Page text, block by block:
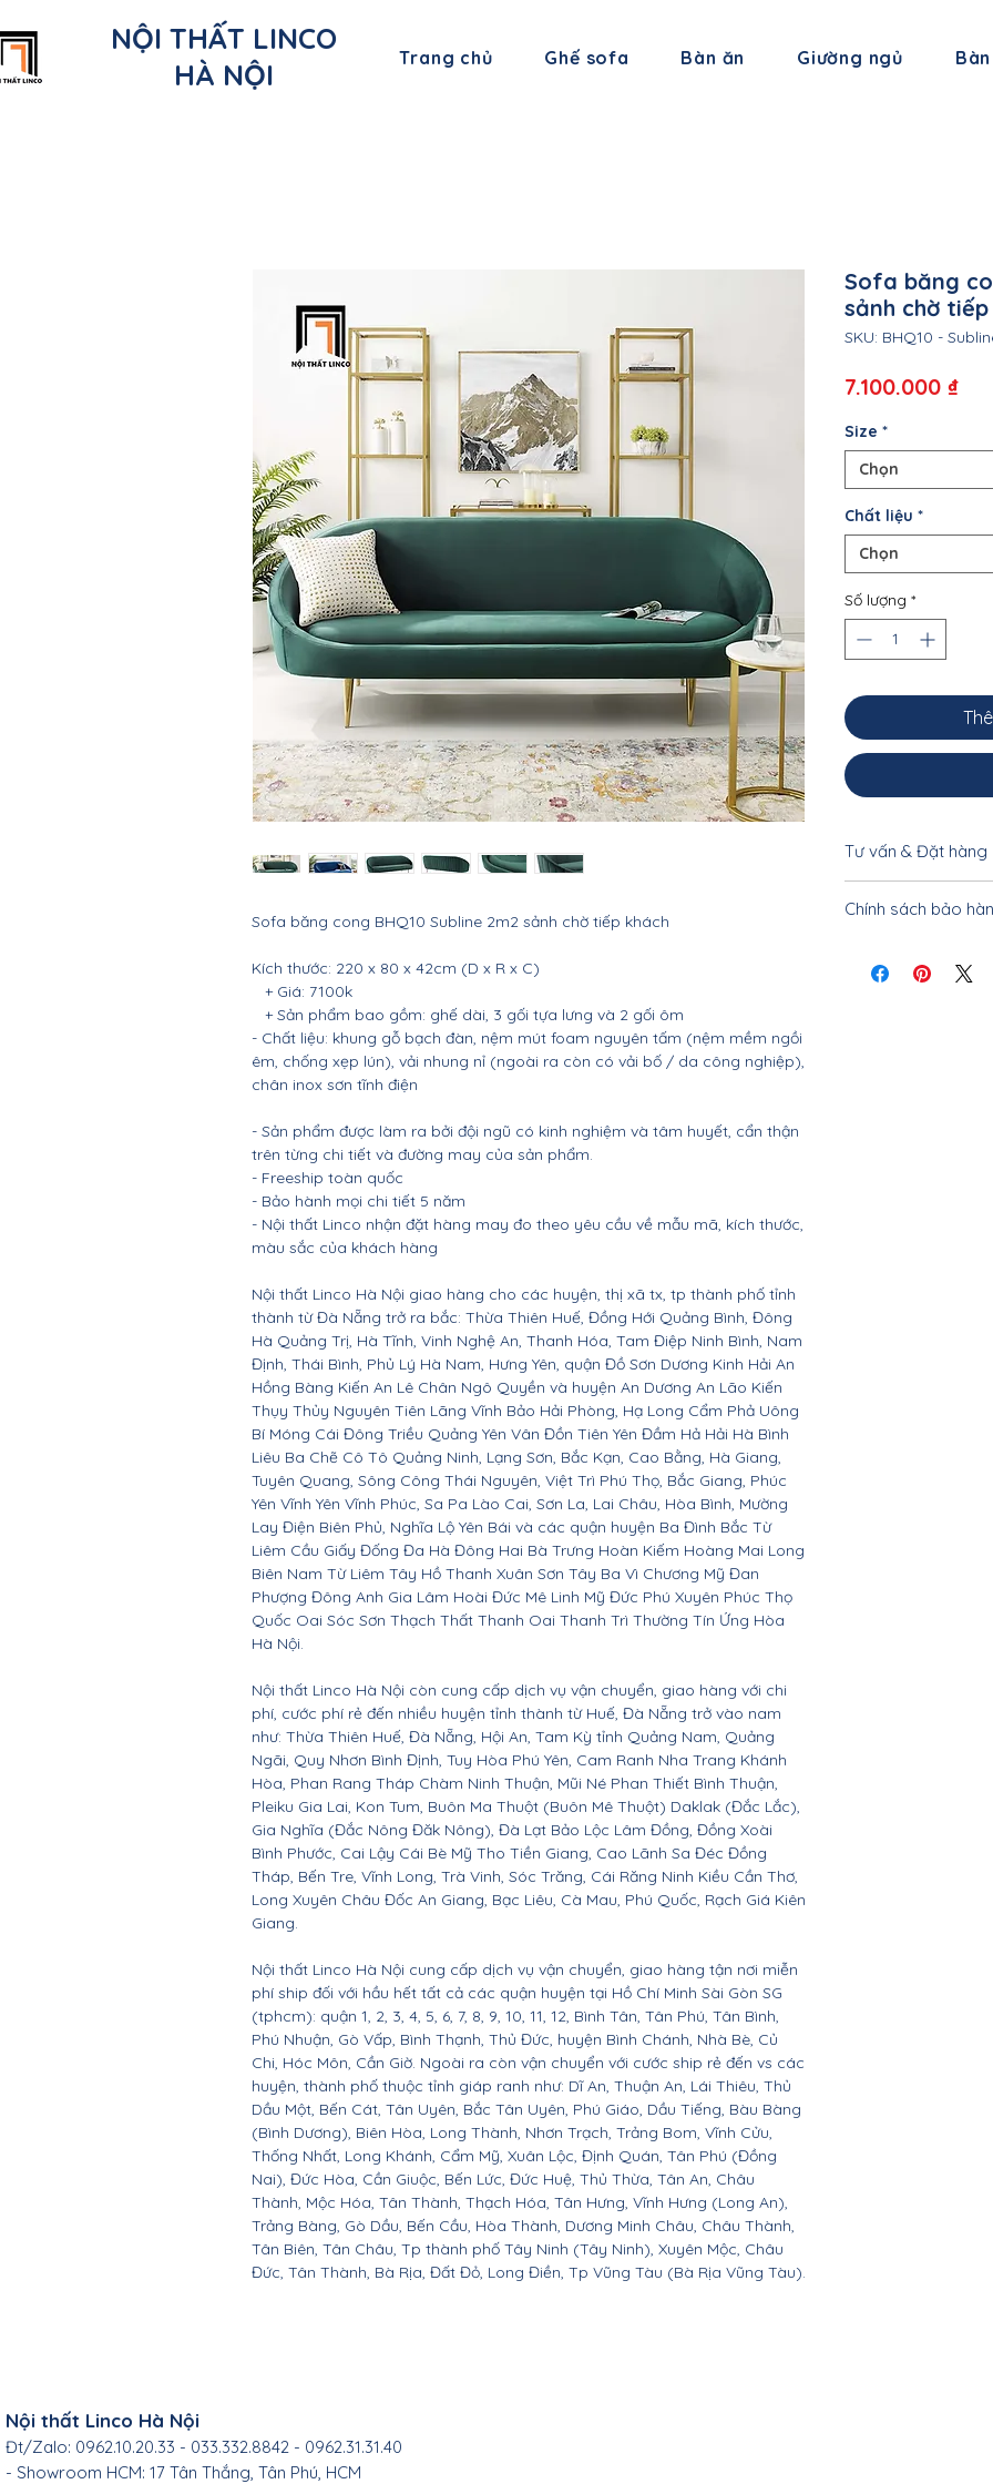
NỘI THẤT LINCO
HÀ NỘI
Trang chủ Ghế sofa Bàn ăn Giường ngủ
Sofa băng cong BHQ10 Subline 2m2 sảnh chờ tiếp khách
Kích thước: 220 x 80 x 42cm (D x R x C)
+ Giá: 7100k
+ Sản phẩm bao gồm: ghế dài, 3 gối tựa lưng và 2 gối ôm
- Chất liệu: khung gỗ bạch đàn, nệm mút foam nguyên tấm (nệm mềm ngồi
êm, chống xẹp lún), vải nhung nỉ (ngoài ra còn có vải bố / da công nghiệp),
chân inox sơn tĩnh điện
- Sản phẩm được làm ra bởi đội ngũ có kinh nghiệm và tâm huyết, cẩn thận
trên từng chi tiết và đường may của sản phẩm.
- Freeship toàn quốc
- Bảo hành mọi chi tiết 5 năm
- Nội thất Linco nhận đặt hàng may đo theo yêu cầu về mẫu mã, kích thước,
màu sắc của khách hàng
Nội thất Linco Hà Nội giao hàng cho các huyện, thị xã tx, tp thành phố tỉnh
thành từ Đà Nẵng trở ra bắc: Thừa Thiên Huế, Đồng Hới Quảng Bình, Đông
Hà Quảng Trị, Hà Tĩnh, Vinh Nghệ An, Thanh Hóa, Tam Điệp Ninh Bình, Nam
Định, Thái Bình, Phủ Lý Hà Nam, Hưng Yên, quận Đồ Sơn Dương Kinh Hải An
Hồng Bàng Kiến An Lê Chân Ngô Quyền và huyện An Dương An Lão Kiến
Thụy Thủy Nguyên Tiên Lãng Vĩnh Bảo Hải Phòng, Hạ Long Cẩm Phả Uông
Bí Móng Cái Đông Triều Quảng Yên Vân Đồn Tiên Yên Đầm Hả Hải Hà Bình
Liêu Ba Chẽ Cô Tô Quảng Ninh, Lạng Sơn, Bắc Kạn, Cao Bằng, Hà Giang,
Tuyên Quang, Sông Công Thái Nguyên, Việt Trì Phú Thọ, Bắc Giang, Phúc
Yên Vĩnh Yên Vĩnh Phúc, Sa Pa Lào Cai, Sơn La, Lai Châu, Hòa Bình, Mường
Lay Điện Biên Phủ, Nghĩa Lộ Yên Bái và các quận huyện Ba Đình Bắc Từ
Liêm Cầu Giấy Đống Đa Hà Đông Hai Bà Trưng Hoàn Kiếm Hoàng Mai Long
Biên Nam Từ Liêm Tây Hồ Thanh Xuân Sơn Tây Ba Vì Chương Mỹ Đan
Phượng Đông Anh Gia Lâm Hoài Đức Mê Linh Mỹ Đức Phú Xuyên Phúc Thọ
Quốc Oai Sóc Sơn Thạch Thất Thanh Oai Thanh Trì Thường Tín Ứng Hòa
Hà Nội.
Nội thất Linco Hà Nội còn cung cấp dịch vụ vận chuyển, giao hàng với chi
phí, cước phí rẻ đến nhiều huyện tỉnh thành từ Huế, Đà Nẵng trở vào nam
như: Thừa Thiên Huế, Đà Nẵng, Hội An, Tam Kỳ tỉnh Quảng Nam, Quảng
Ngãi, Quy Nhơn Bình Định, Tuy Hòa Phú Yên, Cam Ranh Nha Trang Khánh
Hòa, Phan Rang Tháp Chàm Ninh Thuận, Mũi Né Phan Thiết Bình Thuận,
Pleiku Gia Lai, Kon Tum, Buôn Ma Thuột (Buôn Mê Thuột) Daklak (Đắc Lắc),
Gia Nghĩa (Đắc Nông Đăk Nông), Đà Lạt Bảo Lộc Lâm Đồng, Đồng Xoài
Bình Phước, Cai Lậy Cái Bè Mỹ Tho Tiền Giang, Cao Lãnh Sa Đéc Đồng
Tháp, Bến Tre, Vĩnh Long, Trà Vinh, Sóc Trăng, Cái Răng Ninh Kiều Cần Thơ,
Long Xuyên Châu Đốc An Giang, Bạc Liêu, Cà Mau, Phú Quốc, Rạch Giá Kiên
Giang.
Nội thất Linco Hà Nội cung cấp dịch vụ vận chuyển, giao hàng tận nơi miễn
phí ship đối với hầu hết tất cả các quận huyện tại Hồ Chí Minh Sài Gòn SG
(tphcm): quận 1, 2, 3, 4, 5, 6, 7, 8, 9, 10, 11, 12, Bình Tân, Tân Phú, Tân Bình,
Phú Nhuận, Gò Vấp, Bình Thạnh, Thủ Đức, huyện Bình Chánh, Nhà Bè, Củ
Chi, Hóc Môn, Cần Giờ. Ngoài ra còn vận chuyển với cước ship rẻ đến vs các
huyện, thành phố thuộc tỉnh giáp ranh như: Dĩ An, Thuận An, Lái Thiêu, Thủ
Dầu Một, Bến Cát, Tân Uyên, Bắc Tân Uyên, Phú Giáo, Dầu Tiếng, Bàu Bàng
(Bình Dương), Biên Hòa, Long Thành, Nhơn Trạch, Trảng Bom, Vĩnh Cửu,
Thống Nhất, Long Khánh, Cẩm Mỹ, Xuân Lộc, Định Quán, Tân Phú (Đồng
Nai), Đức Hòa, Cần Giuộc, Bến Lức, Đức Huệ, Thủ Thừa, Tân An, Châu
Thành, Mộc Hóa, Tân Thành, Thạch Hóa, Tân Hưng, Vĩnh Hưng (Long An),
Trảng Bàng, Gò Dầu, Bến Cầu, Hòa Thành, Dương Minh Châu, Châu Thành,
Tân Biên, Tân Châu, Tp thành phố Tây Ninh (Tây Ninh), Xuyên Mộc, Châu
Đức, Tân Thành, Bà Rịa, Đất Đỏ, Long Điền, Tp Vũng Tàu (Bà Rịa Vũng Tàu).
Sofa băng
sảnh chờ tiếp
SKU: BHQ10 -
7.100.000 ₫Giá
Size *
Chọn
Chất liệu *
Chọn
Số lượng *
Tư vấn & Đặt hàng
khách vui lòng liên
Chính sách bảo
Nội thất Linco Hà Nội
Đt/Zalo: 0962.10.20.33 - 033.332.8842 - 0962.31.31.40
- Showroom HCM: 17 Tân Thắng, Tân Phú, HCM